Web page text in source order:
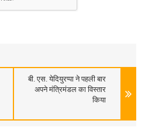
बी. एस. येदियुरप्पा ने पहली बार
अपने मंत्रिमंडल का विस्तार
किया